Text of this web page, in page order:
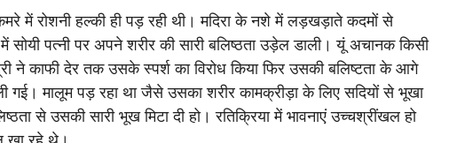
में रोशनी हल्की ही पड़ रही थी। मदिरा के नशे में लड़खड़ाते कदमों से
पत्नी पर अपने शरीर की सारी बलिष्ठता उड़ेल डाली। यूं अचानक किसी
ने काफी देर तक उसके स्पर्श का विरोध किया फिर उसकी बलिष्टता के आगे
मालूम पड़ रहा था जैसे उसका शरीर कामक्रीड़ा के लिए सदियों से भूखा
से उसकी सारी भूख मिटा दी हो। रतिक्रिया में भावनाएं उच्चश्रींखल हो